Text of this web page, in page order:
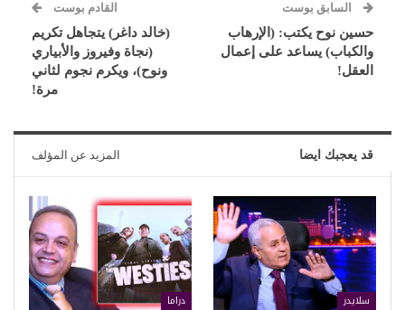
السابق بوست
حسين نوح يكتب: (الإرهاب
والكباب) يساعد على إعمال
العقل!
القادم بوست
(خالد داغر) يتجاهل تكريم
(نجاة وفيروز والأبياري
ونوح)، ويكرم نجوم لثاني
مرة!
قد يعجبك ايضا المزيد عن المؤلف
سلايدر دراما